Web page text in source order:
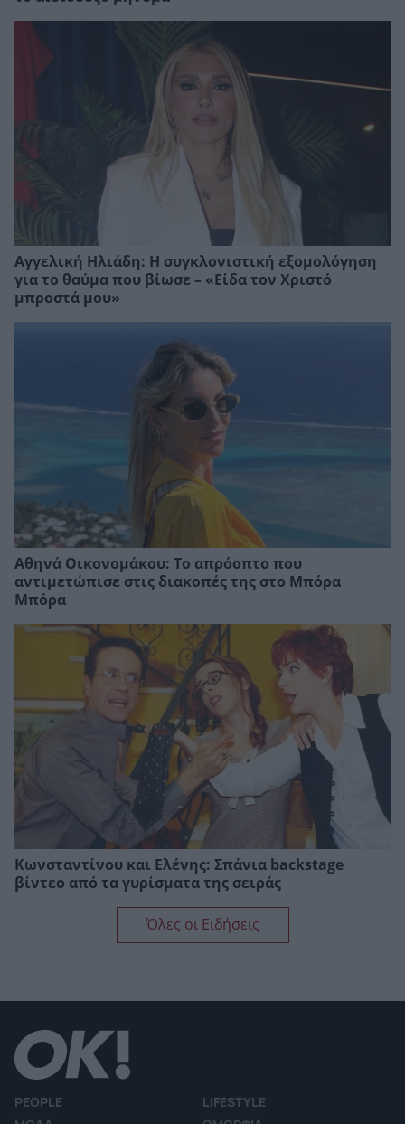
Αγγελική Ηλιάδη: Η συγκλονιστική εξομολόγηση
για το θαύμα που βίωσε – «Είδα τον Χριστό
μπροστά μου»
Αθηνά Οικονομάκου: Το απρόοπτο που
αντιμετώπισε στις διακοπές της στο Μπόρα
Μπόρα
Κωνσταντίνου και Ελένης: Σπάνια backstage
βίντεο από τα γυρίσματα της σειράς
Όλες οι Ειδήσεις
PEOPLE
LIFESTYLE